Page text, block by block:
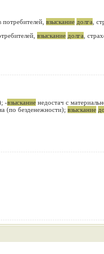
взыскание долга ,
взыскание долга ,
-взыскание недостач с
(по безденежности); взыскание